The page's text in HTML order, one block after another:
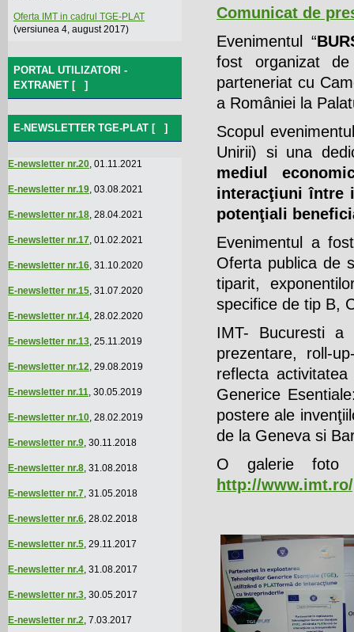
Oferta IMT in cadrul TGE-PLAT
(versiunea 4, august 2017)
PORTAL UTILIZATORI -
EXTRANET [...]
E-NEWSLETTER TGE-PLAT [...]
E-newsletter nr.20, 01.11.2021
E-newsletter nr.19, 03.08.2021
E-newsletter nr.18, 28.04.2021
E-newsletter nr.17, 01.02.2021
E-newsletter nr.16, 31.10.2020
E-newsletter nr.15, 31.07.2020
E-newsletter nr.14, 28.02.2020
E-newsletter nr.13, 25.11.2019
E-newsletter nr.12, 29.08.2019
E-newsletter nr.11, 30.05.2019
E-newsletter nr.10, 28.02.2019
E-newsletter nr.9, 30.11.2018
E-newsletter nr.8, 31.08.2018
E-newsletter nr.7, 31.05.2018
E-newsletter nr.6, 28.02.2018
E-newsletter nr.5, 29.11.2017
E-newsletter nr.4, 31.08.2017
E-newsletter nr.3, 30.05.2017
E-newsletter nr.2, 7.03.2017
Comunicat de
Evenimentul “
fost organizat
parteneriat cu
a României la
Scopul
Unirii) si una
mediul
interacţiuni între
potenţiali
Evenimentul a
Oferta publica de
tiparit,
specifice de tip B,
IMT- Bucuresti a
prezentare, roll-
reflecta
Generice
postere ale
de la Geneva si
O galerie foto
http://